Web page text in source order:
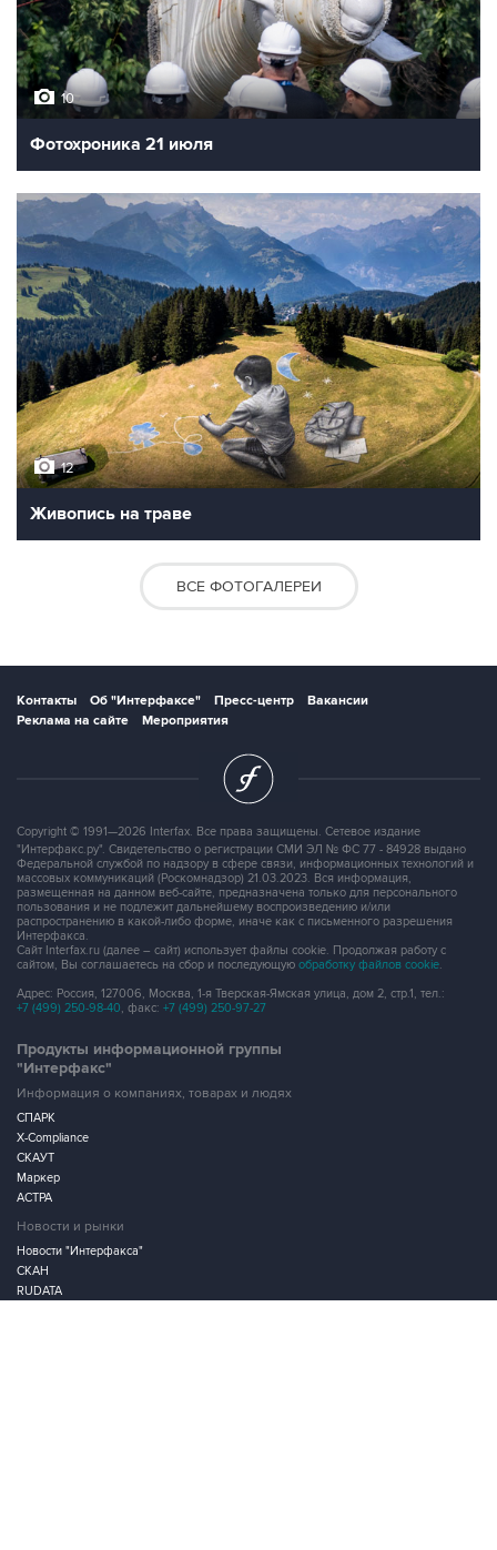
10
Фотохроника 21 июля
12
Живопись на траве
ВСЕ ФОТОГАЛЕРЕИ
Контакты Об "Интерфаксе" Пресс-центр
Вакансии
Реклама на сайте
Мероприятия
Copyright © 1991—2026 Interfax. Все права защищены. Сетевое издание
"Интерфакс.ру". Свидетельство о регистрации СМИ ЭЛ № ФС 77 - 84928 выдано
Федеральной службой по надзору в сфере связи, информационных технологий и
массовых коммуникаций (Роскомнадзор) 21.03.2023. Вся информация,
размещенная на данном веб-сайте, предназначена только для персонального
пользования и не подлежит дальнейшему воспроизведению и/или
распространению в какой-либо форме, иначе как с письменного разрешения
Интерфакса.
Сайт Interfax.ru (далее – сайт) использует файлы cookie. Продолжая работу с
сайтом, Вы соглашаетесь на сбор и последующую обработку файлов cookie.
Адрес: Россия, 127006, Москва, 1-я Тверская-Ямская улица, дом 2, стр.1, тел.:
+7 (499) 250-98-40, факс: +7 (499) 250-97-27
Продукты информационной группы
"Интерфакс"
Информация о компаниях, товарах и людях
СПАРК
X-Compliance
СКАУТ
Маркер
АСТРА
Новости и рынки
Новости "Интерфакса"
СКАН
RUDATA